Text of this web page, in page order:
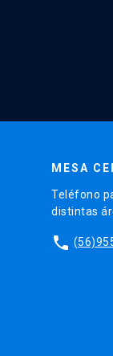
MESA
Teléfono
distintas
phone